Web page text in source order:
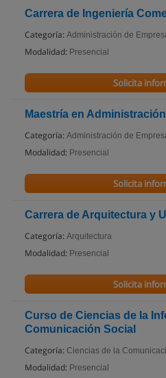
Carrera de Ingeniería
Categoría: Administración de
Modalidad: Presencial
Solicita
Maestría en
Categoría: Administración de
Modalidad: Presencial
Solicita
Carrera de Arquitectura y
Categoría: Arquitectura
Modalidad: Presencial
Solicita
Curso de Ciencias de la
Comunicación Social
Categoría: Ciencias de la
Modalidad: Presencial